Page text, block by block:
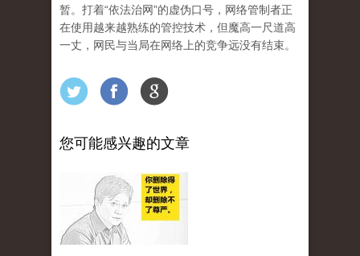
暂。打着“依法治网”的虚伪口号，网络管制者正
在使用越来越熟练的管控技术，但魔高一尺道高
一丈，网民与当局在网络上的竞争远没有结束。
您可能感兴趣的文章